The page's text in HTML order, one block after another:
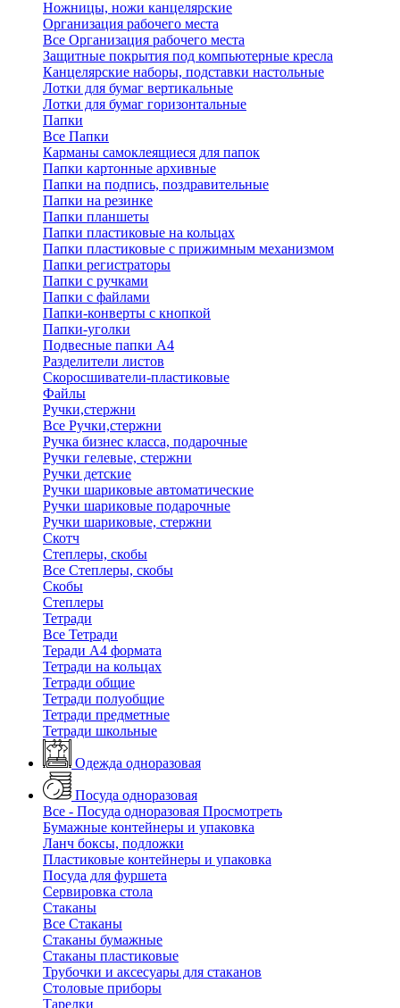
Ножницы, ножи канцелярские
Организация рабочего места
Все Организация рабочего места
Защитные покрытия под компьютерные кресла
Канцелярские наборы, подставки настольные
Лотки для бумаг вертикальные
Лотки для бумаг горизонтальные
Папки
Все Папки
Карманы самоклеящиеся для папок
Папки картонные архивные
Папки на подпись, поздравительные
Папки на резинке
Папки планшеты
Папки пластиковые на кольцах
Папки пластиковые с прижимным механизмом
Папки регистраторы
Папки с ручками
Папки с файлами
Папки-конверты с кнопкой
Папки-уголки
Подвесные папки А4
Разделители листов
Скоросшиватели-пластиковые
Файлы
Ручки,стержни
Все Ручки,стержни
Ручка бизнес класса, подарочные
Ручки гелевые, стержни
Ручки детские
Ручки шариковые автоматические
Ручки шариковые подарочные
Ручки шариковые, стержни
Скотч
Степлеры, скобы
Все Степлеры, скобы
Скобы
Степлеры
Тетради
Все Тетради
Теради А4 формата
Тетради на кольцах
Тетради общие
Тетради полуобщие
Тетради предметные
Тетради школьные
Одежда одноразовая
Посуда одноразовая
Все - Посуда одноразовая Просмотреть
Бумажные контейнеры и упаковка
Ланч боксы, подложки
Пластиковые контейнеры и упаковка
Посуда для фуршета
Сервировка стола
Стаканы
Все Стаканы
Стаканы бумажные
Стаканы пластиковые
Трубочки и аксесуары для стаканов
Столовые приборы
Тарелки